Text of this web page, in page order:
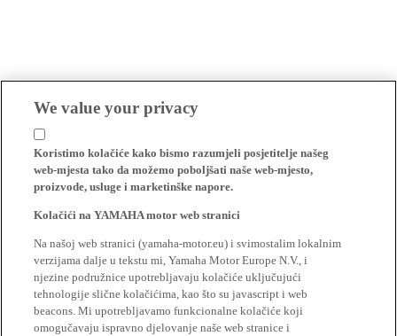
We value your privacy
Koristimo kolačiće kako bismo razumjeli posjetitelje našeg
web-mjesta tako da možemo poboljšati naše web-mjesto,
proizvode, usluge i marketinške napore.
Kolačići na YAMAHA motor web stranici
Na našoj web stranici (yamaha-motor.eu) i svimostalim lokalnim
verzijama dalje u tekstu mi, Yamaha Motor Europe N.V., i
njezine podružnice upotrebljavaju kolačiće uključujući
tehnologije slične kolačićima, kao što su javascript i web
beacons. Mi upotrebljavamo funkcionalne kolačiće koji
omogučavaju ispravno djelovanje naše web stranice i